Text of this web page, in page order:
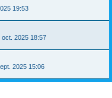
19:53
oct. 2025 18:57
2025 15:06